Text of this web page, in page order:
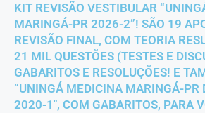
KIT REVISÃO VESTIBULAR
MARINGÁ-PR 2026-2”! SÃO 19
REVISÃO FINAL, COM TEORIA
21 MIL QUESTÕES (TESTES E
GABARITOS E RESOLUÇÕES! E
“UNINGÁ MEDICINA MARINGÁ-PR
2020-1″, COM GABARITOS, PARA